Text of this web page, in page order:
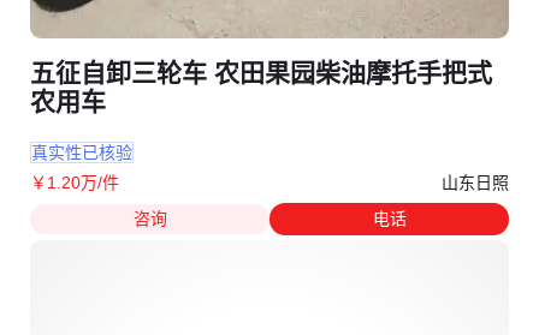
五征自卸三轮车 农田果园柴油摩托手把式
农用车
真实性已核验
￥ 1 .20万/件
山东日照
咨询
电话